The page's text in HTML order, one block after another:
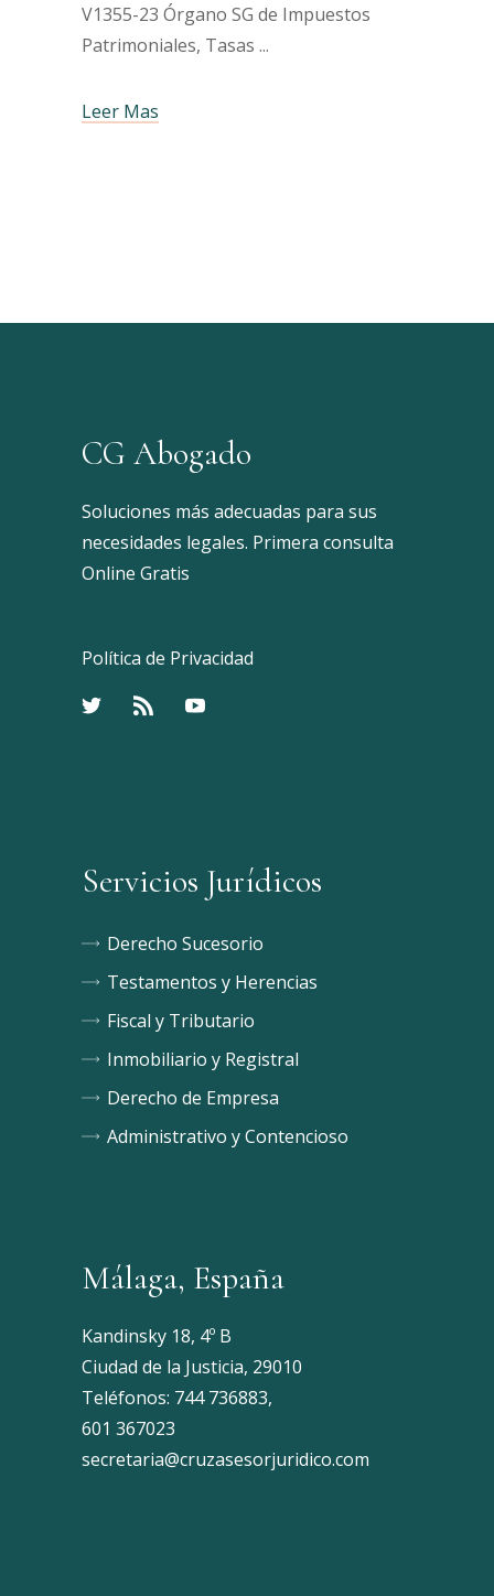
V1355-23 Órgano SG de Impuestos
Patrimoniales, Tasas
Leer Mas
CG Abogado
Soluciones más adecuadas para sus
necesidades legales. Primera consulta
Online Gratis
Política de Privacidad
Servicios Jurídicos
Derecho Sucesorio
Testamentos y Herencias
Fiscal y Tributario
Inmobiliario y Registral
Derecho de Empresa
Administrativo y Contencioso
Málaga, España
Kandinsky 18, 4º B
Ciudad de la Justicia, 29010
Teléfonos: 744 736883,
601 367023
secretaria@cruzasesorjuridico.com